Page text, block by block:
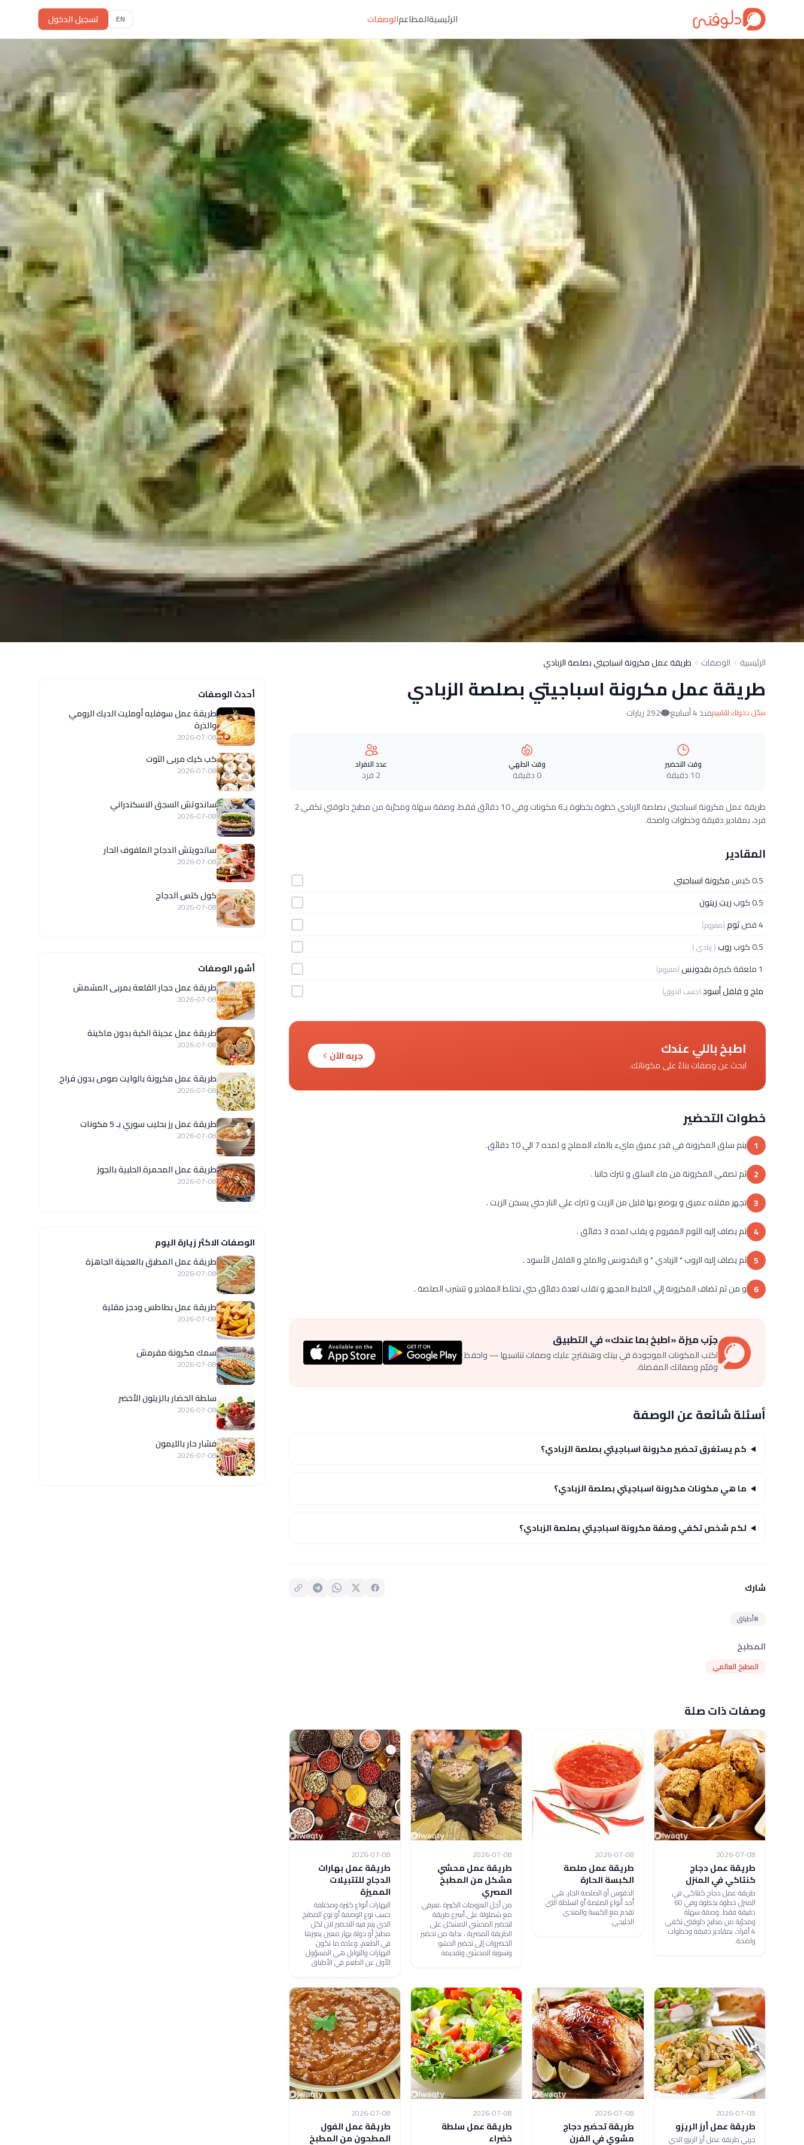
الرئيسيةالمطاعمالوصفات EN تسجيل الدخول
الرئيسية الوصفات طريقة عمل مكرونة اسباجيتي بصلصة الزبادي
طريقة عمل مكرونة اسباجيتي بصلصة الزبادي
سجّل دخولك للتقييممنذ 4 أسابيع 292 زيارات
وقت التحضير
10 دقيقة
وقت الطهي
0 دقيقة
عدد الافراد
2 فرد
طريقة عمل مكرونة اسباجيتي بصلصة الزبادي خطوة بخطوة بـ6 مكونات وفي 10 دقائق فقط. وصفة سهلة ومجرّبة من مطبخ دلوقتي تكفي 2
فرد، بمقادير دقيقة وخطوات واضحة.
المقادير
0.5 كيس
مكرونة اسباجيتي
0.5 كوب
زيت زيتون
4 فص
ثوم(مفروم)
0.5 كوب روب( زبادي )
1 ملعقة كبيرة بقدونس(مفروم)
ملح و فلفل أسود(حسب الذوق)
اطبخ باللي عندك
ابحث عن وصفات بناءً على مكوناتك.
جربه الآن
خطوات التحضير
1 يتم سلق المكرونة في قدر عميق مايء بالماء المملح و لمده 7 الي 10 دقائق.
2 ثم تصفي المكرونة من ماء السلق و تترك جانبا .
3 تجهز مقلاه عميق و يوضع بها قليل من الزيت و تترك علي النار حتي يسخن الزيت .
4 ثم يضاف إليه الثوم المفروم و يقلب لمده 3 دقائق .
5 ثم يضاف إليه الروب " الزبادي " و البقدونس والملح و الفلفل الأسود .
6 و من ثم تضاف المكرونة إلي الخليط المجهز و تقلب لعدة دقائق حتي تختلط المقادير و تتشرب الصلصة .
جرّب ميزة «اطبخ بما عندك» في التطبيق
اكتب المكونات الموجودة في بيتك وهنقترح عليك وصفات تناسبها — واحفظ
وقيّم وصفاتك المفضلة.
أسئلة شائعة عن الوصفة
كم يستغرق تحضير مكرونة اسباجيتي بصلصة الزبادي؟
ما هي مكونات مكرونة اسباجيتي بصلصة الزبادي؟
لكم شخص تكفي وصفة مكرونة اسباجيتي بصلصة الزبادي؟
شارك
#أطباق
المطبخ
المطبخ العالمي
وصفات ذات صلة
2026-07-08
طريقة عمل دجاج
كنتاكي في المنزل
طريقة عمل دجاج كنتاكي في
المنزل خطوة بخطوة وفي 60
دقيقة فقط. وصفة سهلة
ومجرّبة من مطبخ دلوقتي تكفي
4 أفراد، بمقادير دقيقة وخطوات
واضحة.
2026-07-08
طريقة عمل صلصة
الكبسة الحارة
الدقوس أو الصلصة الحار، هي
أحد أنواع الصلصة أو السلطة التي
تقدم مع الكبسة والمندي
الخليجي
2026-07-08
طريقة عمل محشي
مشكل من المطبخ
المصري
من أجل العزومات الكبيرة ،تعرفي
مع شملولة على أسرع طريقة
لتحضير المحشي المشكل على
الطريقة المصرية ، بداية من تحضير
الخضروات إلى تحضير الحشو
وتسوية المحشي وتقديمه
2026-07-08
طريقة عمل بهارات
الدجاج للتتبيلات
المميزة
البهارات أنواع كثيرة ومختلفة
حسب نوع الوصفة أو نوع المطبخ
الذي يتم فيه التحضير لان لكل
مطبخ أو دولة بهار معين يميزها
في الطعم، وعادة ما تكون
البهارات والتوابل هي المسؤول
الأول عن الطعم في الأطباق
2026-07-08
طريقة عمل أرز الريزو
جربي طريقة عمل أرز الريزو الذي
2026-07-08
طريقة تحضير دجاج
مشوي في الفرن
2026-07-08
طريقة عمل سلطة
خضراء
2026-07-08
طريقة عمل الفول
المطحون من المطبخ
أحدث الوصفات
طريقة عمل سوفليه أومليت الديك الرومي
والذرة
2026-07-08
كب كيك مربى التوت
2026-07-08
ساندوتش السجق الاسكندراني
2026-07-08
ساندويتش الدجاج الملفوف الحار
2026-07-08
كول كتس الدجاج
2026-07-08
أشهر الوصفات
طريقة عمل حجار القلعة بمربى المشمش
2026-07-08
طريقة عمل عجينة الكبة بدون ماكينة
2026-07-08
طريقة عمل مكرونة بالوايت صوص بدون فراخ
2026-07-08
طريقة عمل رز بحليب سوري بـ 5 مكونات
2026-07-08
طريقة عمل المحمرة الحلبية بالجوز
2026-07-08
الوصفات الاكثر زيارة اليوم
طريقة عمل المطبق بالعجينة الجاهزة
2026-07-08
طريقة عمل بطاطس ودجز مقلية
2026-07-08
سمك مكرونة مقرمش
2026-07-08
سلطة الخضار بالزيتون الأخضر
2026-07-08
فشار حار بالليمون
2026-07-08